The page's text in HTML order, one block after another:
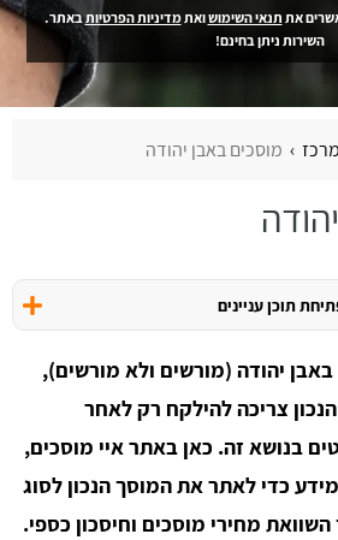
את תנאי השימושואתמדיניות הפרטיותבאתר.
השירות ניתן בחינם!
מוסכים באבן יהודה
תוכן עניינים
יהודה (מורשים ולא מורשים),
צריכה להילקח רק לאחר
בנושא זה. כאן באתר איי מוסכים,
כדי לאתר את המוסך הנכון לסוג
מחירי מוסכים וחיסכון כספי.